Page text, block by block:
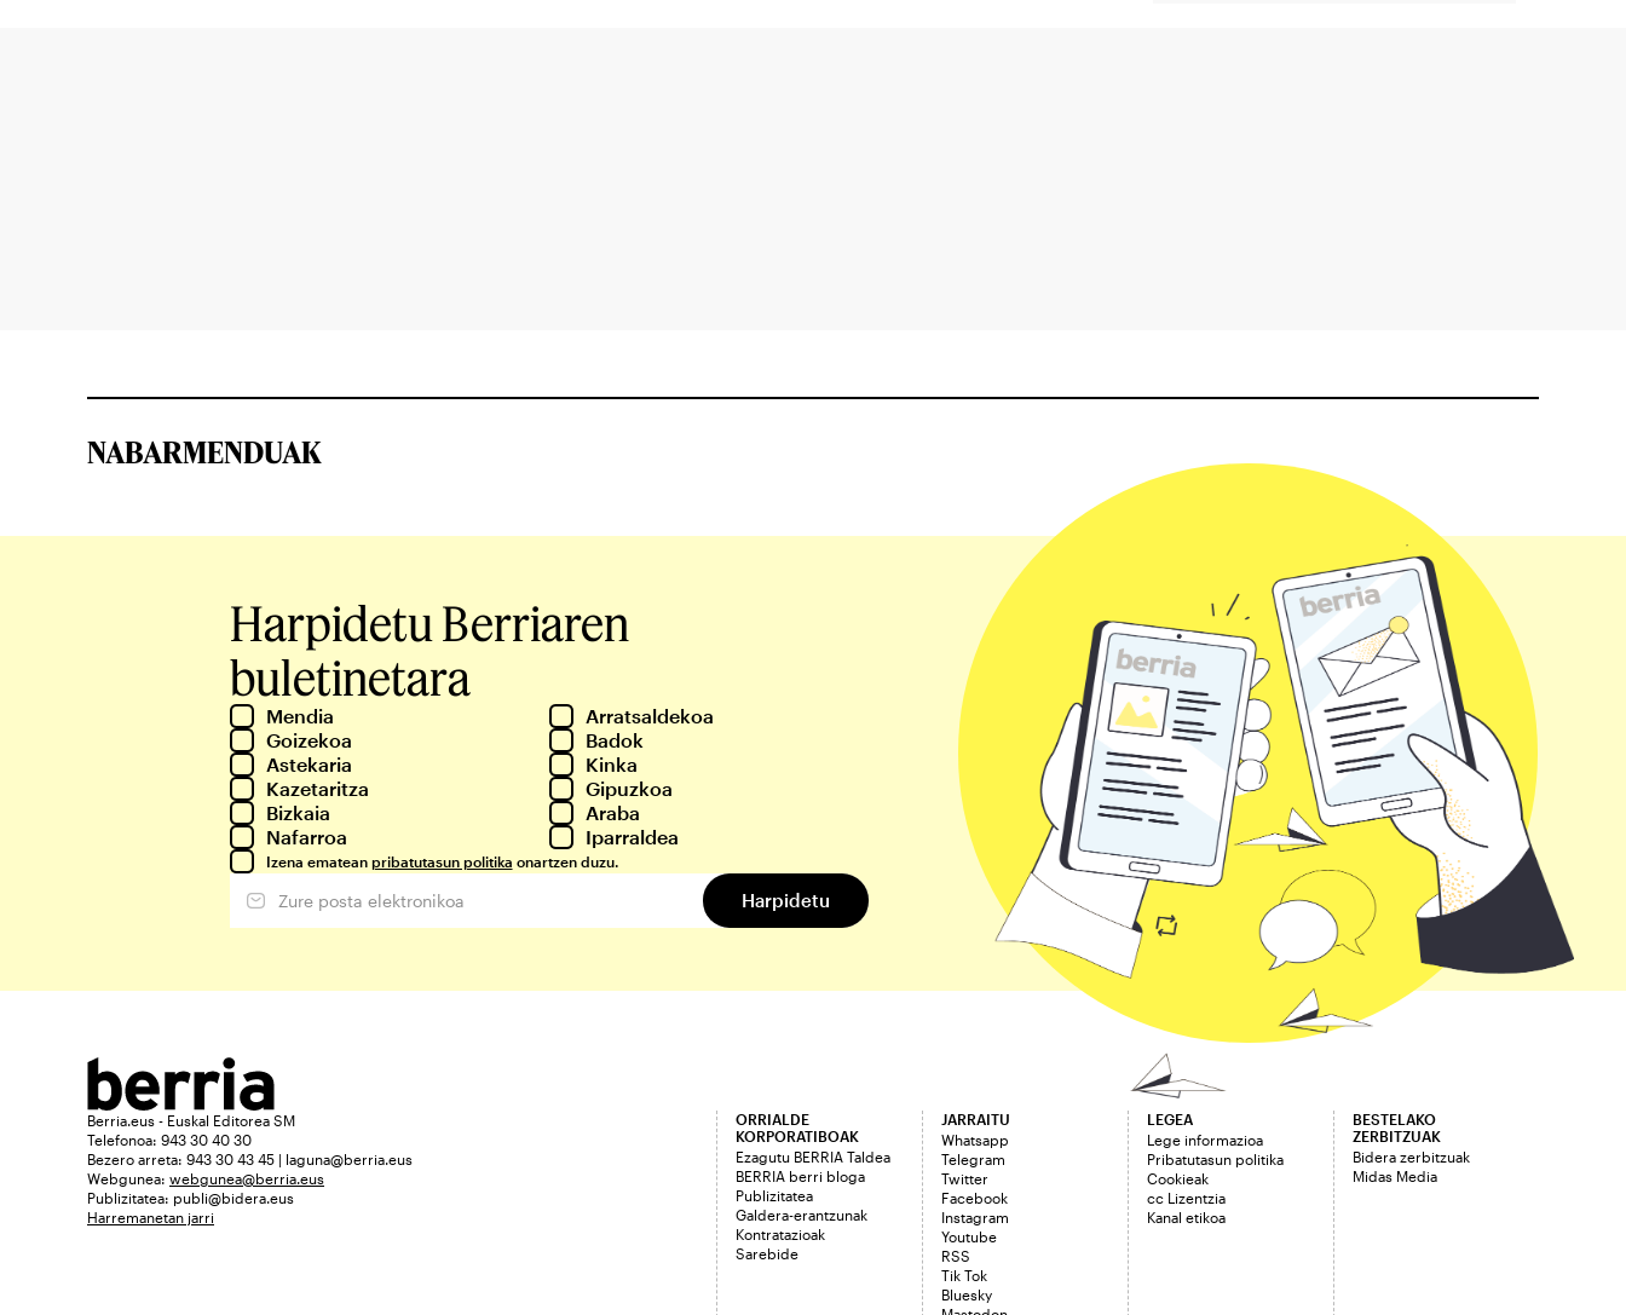
NABARMENDUAK
Harpidetu Berriaren
buletinetara
Mendia
Arratsaldekoa
Goizekoa
Badok
Astekaria
Kinka
Kazetaritza
Gipuzkoa
Bizkaia
Araba
Nafarroa
Iparraldea
Izena ematean pribatutasun politika onartzen duzu.
Berria.eus - Euskal Editorea SM
Telefonoa: 943 30 40 30
Bezero arreta: 943 30 43 45 | laguna@berria.eus
Webgunea: webgunea@berria.eus
Publizitatea: publi@bidera.eus
Harremanetan jarri
ORRIALDE
KORPORATIBOAK
Ezagutu BERRIA Taldea
BERRIA berri bloga
Publizitatea
Galdera-erantzunak
Kontratazioak
Sarebide
JARRAITU
Whatsapp
Telegram
Twitter
Facebook
Instagram
Youtube
RSS
Tik Tok
Bluesky
LEGEA
Lege informazioa
Pribatutasun politika
Cookieak
cc Lizentzia
Kanal etikoa
BESTELAKO
ZERBITZUAK
Bidera zerbitzuak
Midas Media